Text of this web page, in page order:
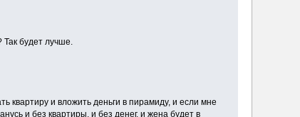
Так будет лучше.
и вложить деньги в пирамиду, и если мне
и без квартиры, и без денег, и жена будет в